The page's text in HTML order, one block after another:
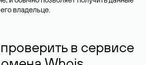
владельце.
в сервисе